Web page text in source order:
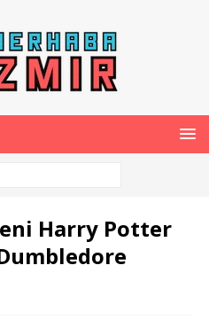
Harry Potter